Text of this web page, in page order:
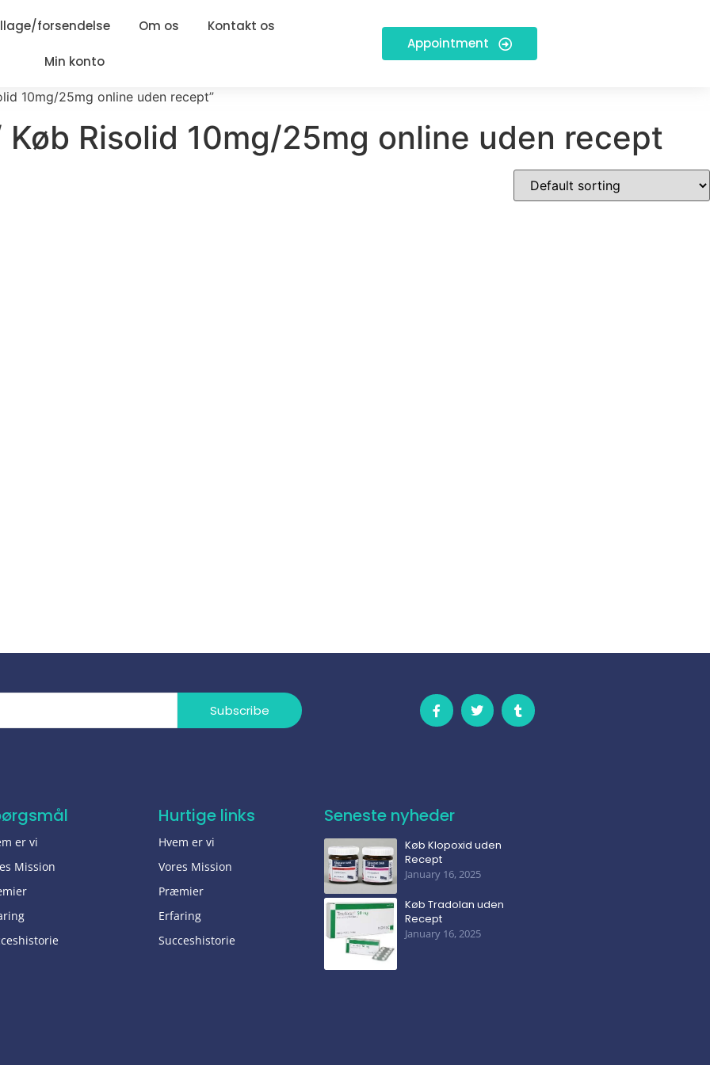
forsendelse Om os Kontakt os
Min konto
Appointment
10mg/25mg online uden recept”
Risolid 10mg/25mg online uden recept
Subscribe
er vi
Mission
Hurtige links
Hvem er vi
Vores Mission
Præmier
Erfaring
Succeshistorie
Seneste nyheder
Køb Klopoxid uden
Recept
January 16, 2025
Køb Tradolan uden
Recept
January 16, 2025